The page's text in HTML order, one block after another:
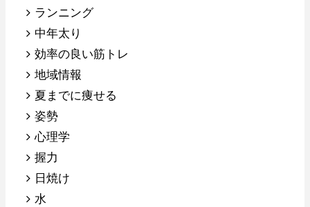
ランニング
中年太り
効率の良い筋トレ
地域情報
夏までに痩せる
姿勢
心理学
握力
日焼け
水